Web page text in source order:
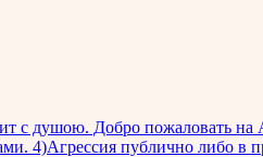
с душою. Добро пожаловать на
4)Агрессия публично либо в